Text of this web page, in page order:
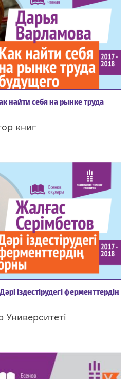
найти себя на рынке труда
книг
іздестірудегі ферменттердің
Университеті